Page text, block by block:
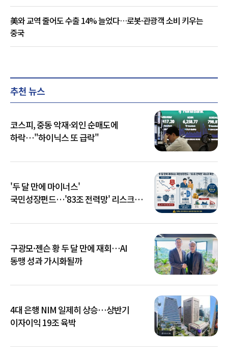
美와 교역 줄어도 수출 14% 늘었다…로봇·관광객 소비 키우는
중국
추천 뉴스
코스피, 중동 악재·외인 순매도에
하락…"하이닉스 또 급락"
'두 달 만에 마이너스'
국민성장펀드…'83조 전력망' 리스크
구광모·젠슨 황 두 달 만에 재회…AI
동맹 성과 가시화될까
4대 은행 NIM 일제히 상승…상반기
이자이익 19조 육박